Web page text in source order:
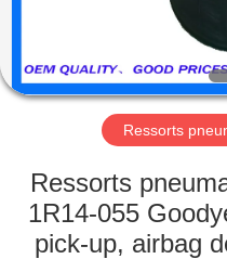
À
PROPOS
DE
NOUS
Ressorts
Ressorts
1R14-055
pick-up, airbag